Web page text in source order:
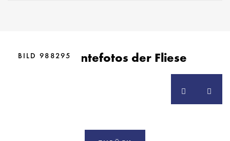
Ambientefotos der Fliese
BILD 910938
BILD 988295